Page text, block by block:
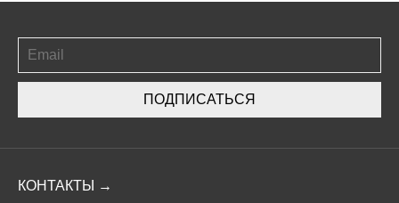
ПОДПИСАТЬСЯ
КОНТАКТЫ →